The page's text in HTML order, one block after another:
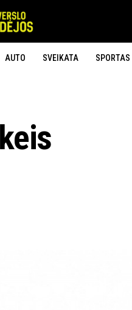
AUTO SVEIKATA SPORTAS